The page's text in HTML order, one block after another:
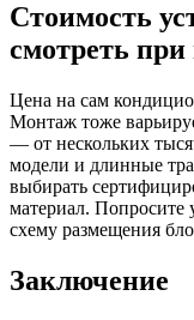
Стоимость
смотреть при
Цена на сам
Монтаж тоже
— от нескольких
модели и длинные
выбирать
материал. Попросите
схему размещения
Заключение